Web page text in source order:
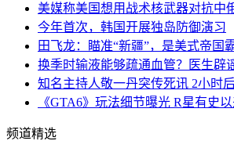
美媒称美国想用战术核武器对抗中
今年首次，韩国开展独岛防御演习
田飞龙：瞄准“新疆”，是美式帝国
换季时输液能够疏通血管？医生辟
知名主持人敬一丹突传死讯 2小时
《GTA6》玩法细节曝光 R星有史
频道精选